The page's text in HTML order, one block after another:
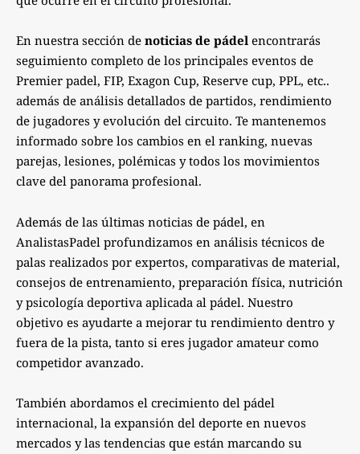
En nuestra sección de noticias de pádel encontrarás
seguimiento completo de los principales eventos de
Premier padel, FIP, Exagon Cup, Reserve cup, PPL, etc..
además de análisis detallados de partidos, rendimiento
de jugadores y evolución del circuito. Te mantenemos
informado sobre los cambios en el ranking, nuevas
parejas, lesiones, polémicas y todos los movimientos
clave del panorama profesional.
Además de las últimas noticias de pádel, en
AnalistasPadel profundizamos en análisis técnicos de
palas realizados por expertos, comparativas de material,
consejos de entrenamiento, preparación física, nutrición
y psicología deportiva aplicada al pádel. Nuestro
objetivo es ayudarte a mejorar tu rendimiento dentro y
fuera de la pista, tanto si eres jugador amateur como
competidor avanzado.
También abordamos el crecimiento del pádel
internacional, la expansión del deporte en nuevos
mercados y las tendencias que están marcando su